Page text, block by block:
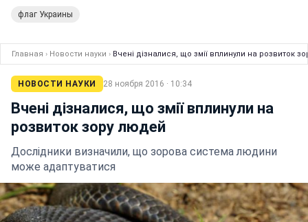
флаг Украины
Главная › Новости науки › Вчені дізналися, що змії вплинули на розвиток
НОВОСТИ НАУКИ 28 ноября 2016 · 10:34
Вчені дізналися, що змії вплинули на
розвиток зору людей
Дослідники визначили, що зорова система людини
може адаптуватися